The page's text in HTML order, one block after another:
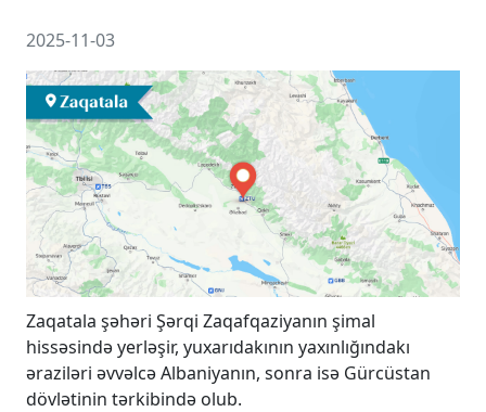
Zaqatala şəhərində ermənilər
2025-11-03
Zaqatala şəhəri Şərqi Zaqafqaziyanın şimal
hissəsində yerləşir, yuxarıdakının yaxınlığındakı
əraziləri əvvəlcə Albaniyanın, sonra isə Gürcüstan
dövlətinin tərkibində olub.